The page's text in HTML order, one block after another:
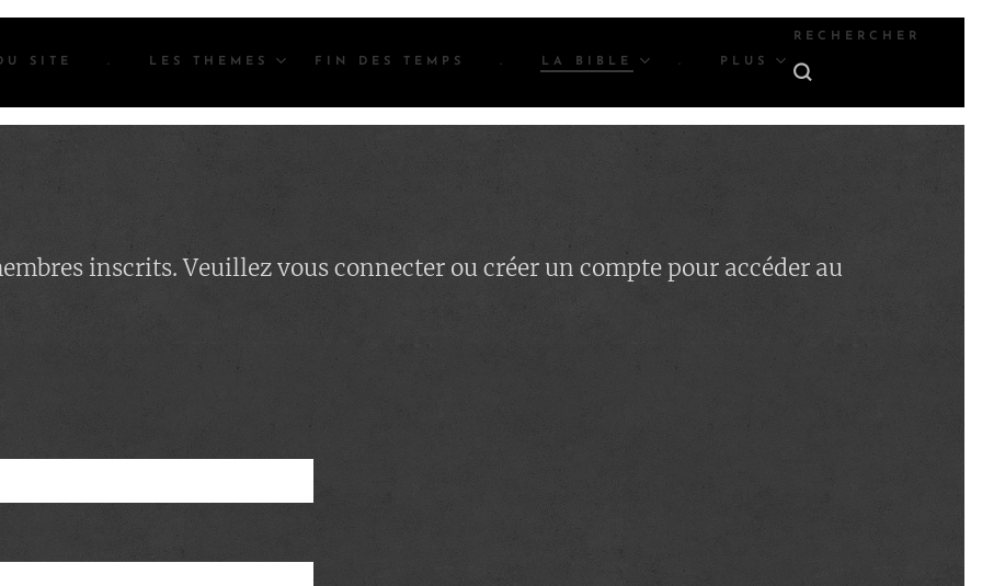
SITE . LES THEMES FIN DES TEMPS . LA BIBLE . PLUS
RECHERCHER
inscrits. Veuillez vous connecter ou créer un compte pour accéder au